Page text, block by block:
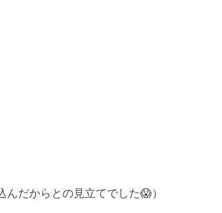
んだからとの見立てでした😱）